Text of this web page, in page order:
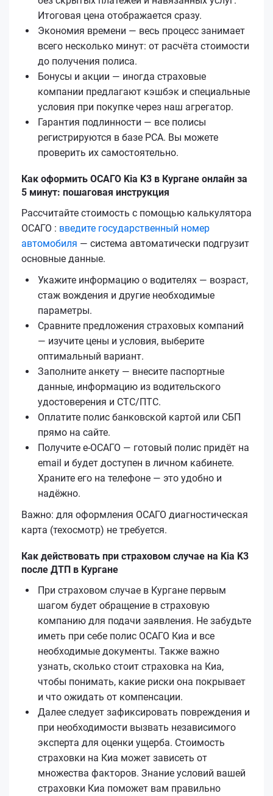
Итоговая цена отображается сразу.
Экономия времени — весь процесс занимает
всего несколько минут: от расчёта стоимости
до получения полиса.
Бонусы и акции — иногда страховые
компании предлагают кэшбэк и специальные
условия при покупке через наш агрегатор.
Гарантия подлинности — все полисы
регистрируются в базе РСА. Вы можете
проверить их самостоятельно.
Как оформить ОСАГО Kia K3 в Кургане онлайн за
5 минут: пошаговая инструкция
Рассчитайте стоимость с помощью калькулятора
ОСАГО : введите государственный номер
автомобиля — система автоматически подгрузит
основные данные.
Укажите информацию о водителях — возраст,
стаж вождения и другие необходимые
параметры.
Сравните предложения страховых компаний
— изучите цены и условия, выберите
оптимальный вариант.
Заполните анкету — внесите паспортные
данные, информацию из водительского
удостоверения и СТС/ПТС.
Оплатите полис банковской картой или СБП
прямо на сайте.
Получите е‑ОСАГО — готовый полис придёт на
email и будет доступен в личном кабинете.
Храните его на телефоне — это удобно и
надёжно.
Важно: для оформления ОСАГО диагностическая
карта (техосмотр) не требуется.
Как действовать при страховом случае на Kia K3
после ДТП в Кургане
При страховом случае в Кургане первым
шагом будет обращение в страховую
компанию для подачи заявления. Не забудьте
иметь при себе полис ОСАГО Киа и все
необходимые документы. Также важно
узнать, сколько стоит страховка на Киа,
чтобы понимать, какие риски она покрывает
и что ожидать от компенсации.
Далее следует зафиксировать повреждения и
при необходимости вызвать независимого
эксперта для оценки ущерба. Стоимость
страховки на Киа может зависеть от
множества факторов. Знание условий вашей
страховки Киа поможет вам правильно